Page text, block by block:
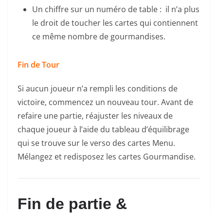
Un chiffre sur un numéro de table : il n’a plus
le droit de toucher les cartes qui contiennent
ce même nombre de gourmandises.
Fin de Tour
Si aucun joueur n’a rempli les conditions de
victoire, commencez un nouveau tour. Avant de
refaire une partie, réajuster les niveaux de
chaque joueur à l’aide du tableau d’équilibrage
qui se trouve sur le verso des cartes Menu.
Mélangez et redisposez les cartes Gourmandise.
Fin de partie &